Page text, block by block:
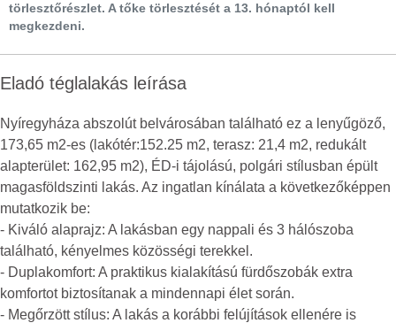
törlesztőrészlet. A tőke törlesztését a 13. hónaptól kell
megkezdeni.
Eladó téglalakás leírása
Nyíregyháza abszolút belvárosában található ez a lenyűgöző,
173,65 m2-es (lakótér:152.25 m2, terasz: 21,4 m2, redukált
alapterület: 162,95 m2), ÉD-i tájolású, polgári stílusban épült
magasföldszinti lakás. Az ingatlan kínálata a következőképpen
mutatkozik be:
- Kiváló alaprajz: A lakásban egy nappali és 3 hálószoba
található, kényelmes közösségi terekkel.
- Duplakomfort: A praktikus kialakítású fürdőszobák extra
komfortot biztosítanak a mindennapi élet során.
- Megőrzött stílus: A lakás a korábbi felújítások ellenére is